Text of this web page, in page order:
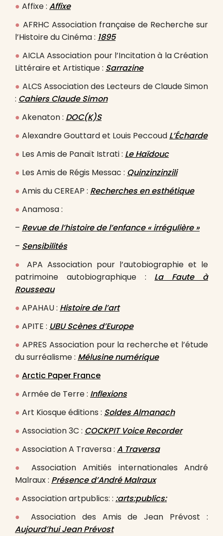
● Affixe : Affixe
● AFRHC Association française de Recherche sur
l’Histoire du Cinéma : 1895
● AICLA Association pour l’Incitation à la Création
Littéraire et Artistique : Sarrazine
● ALCS Association des Lecteurs de Claude Simon
: Cahiers Claude Simon
● Akenaton : DOC(K)S
● Alexandre Gouttard et Louis Peccoud L’Écharde
● Les Amis de Panaït Istrati : Le Haïdouc
● Les Amis de Régis Messac : Quinzinzinzili
● Amis du CEREAP : Recherches en esthétique
● Anamosa :
– Revue de l’histoire de l’enfance « irrégulière »
– Sensibilités
●
APA Association pour l’autobiographie et le
patrimoine autobiographique : La Faute à
Rousseau
● APAHAU : Histoire de l’art
● APITE : UBU Scènes d’Europe
● APRES Association pour la recherche et l’étude
du surréalisme : Mélusine numérique
● Arctic Paper France
● Armée de Terre : Inflexions
● Art Kiosque éditions : Soldes Almanach
● Association 3C : COCKPIT Voice Recorder
● Association A Traversa : A Traversa
●
Association Amitiés internationales André
Malraux : Présence d’André Malraux
● Association artpublics: : :arts:publics:
●
Association des Amis de Jean Prévost :
Aujourd’hui Jean Prévost